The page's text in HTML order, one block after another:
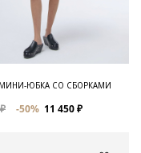
ЮБКА СО СБОРКАМИ
-50% 11 450 ₽